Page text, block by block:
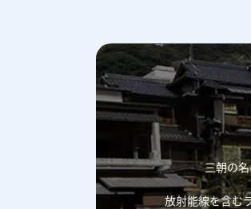
三朝の
放射能線を含む